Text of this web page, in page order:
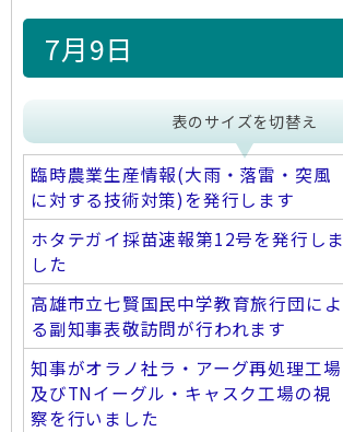
7月9日
表のサイズを切替え
臨時農業生産情報(大雨・落雷・突風
に対する技術対策)を発行します
ホタテガイ採苗速報第12号を発行しま
した
高雄市立七賢国民中学教育旅行団によ
る副知事表敬訪問が行われます
知事がオラノ社ラ・アーグ再処理工場
及びTNイーグル・キャスク工場の視
察を行いました